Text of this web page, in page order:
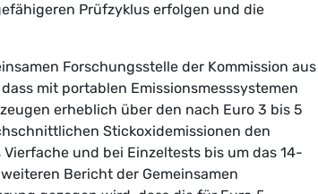
Prüfzyklus erfolgen und die
Forschungsstelle der Kommission aus
mit portablen Emissionsmesssystemen
erheblich über den nach Euro 3 bis 5
Stickoxidemissionen den
und bei Einzeltests bis um das 14-
Bericht der Gemeinsamen